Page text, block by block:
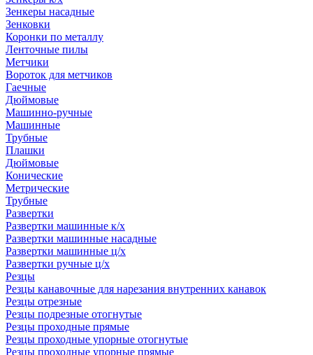
Зенкеры насадные
Зенковки
Коронки по металлу
Ленточные пилы
Метчики
Вороток для метчиков
Гаечные
Дюймовые
Машинно-ручные
Машинные
Трубные
Плашки
Дюймовые
Конические
Метрические
Трубные
Развертки
Развертки машинные к/х
Развертки машинные насадные
Развертки машинные ц/х
Развертки ручные ц/х
Резцы
Резцы канавочные для нарезания внутренних канавок
Резцы отрезные
Резцы подрезные отогнутые
Резцы проходные прямые
Резцы проходные упорные отогнутые
Резцы проходные упорные прямые